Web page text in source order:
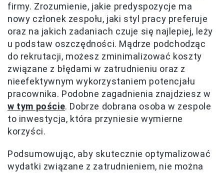
firmy. Zrozumienie, jakie predyspozycje ma
nowy członek zespołu, jaki styl pracy preferuje
oraz na jakich zadaniach czuje się najlepiej, leży
u podstaw oszczędności. Mądrze podchodząc
do rekrutacji, możesz zminimalizować koszty
związane z błędami w zatrudnieniu oraz z
nieefektywnym wykorzystaniem potencjału
pracownika. Podobne zagadnienia znajdziesz w
w tym poście. Dobrze dobrana osoba w zespole
to inwestycja, która przyniesie wymierne
korzyści.
Podsumowując, aby skutecznie optymalizować
wydatki związane z zatrudnieniem, nie można